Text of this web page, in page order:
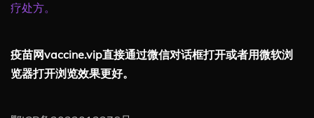
疗处方。
疫苗网vaccine.vip直接通过微信对话框打开或者用微软浏
览器打开浏览效果更好。